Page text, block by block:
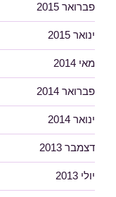
פברואר 2015
ינואר 2015
מאי 2014
פברואר 2014
ינואר 2014
דצמבר 2013
יולי 2013